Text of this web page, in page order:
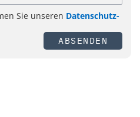
Sie unseren Datenschutz-
ABSENDEN